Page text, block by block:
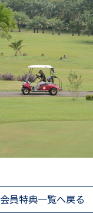
会員特典一覧へ戻る